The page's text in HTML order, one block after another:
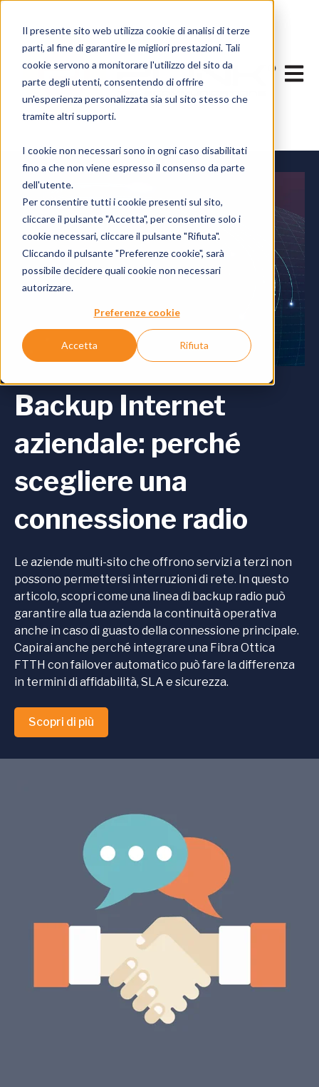
Il presente sito web utilizza cookie di analisi di terze
parti, al fine di garantire le migliori prestazioni. Tali
cookie servono a monitorare l'utilizzo del sito da
parte degli utenti, consentendo di offrire
un'esperienza personalizzata sia sul sito stesso che
tramite altri supporti.
I cookie non necessari sono in ogni caso disabilitati
fino a che non viene espresso il consenso da parte
dell'utente.
Per consentire tutti i cookie presenti sul sito,
cliccare il pulsante "Accetta", per consentire solo i
cookie necessari, cliccare il pulsante "Rifiuta".
Cliccando il pulsante "Preferenze cookie", sarà
possibile decidere quali cookie non necessari
autorizzare.
Preferenze cookie
Accetta Rifiuta
Apri
Backup Internet
aziendale: perché
scegliere una
connessione radio
Le aziende multi-sito che offrono servizi a terzi non
possono permettersi interruzioni di rete. In questo
articolo, scopri come una linea di backup radio può
garantire alla tua azienda la continuità operativa
anche in caso di guasto della connessione principale.
Capirai anche perché integrare una Fibra Ottica
FTTH con failover automatico può fare la differenza
in termini di affidabilità, SLA e sicurezza.
Scopri di più